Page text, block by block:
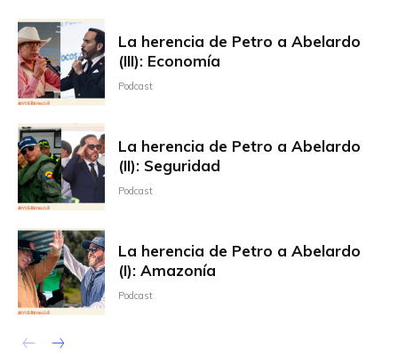
La herencia de Petro a Abelardo
(III): Economía
Podcast
La herencia de Petro a Abelardo
(II): Seguridad
Podcast
La herencia de Petro a Abelardo
(I): Amazonía
Podcast